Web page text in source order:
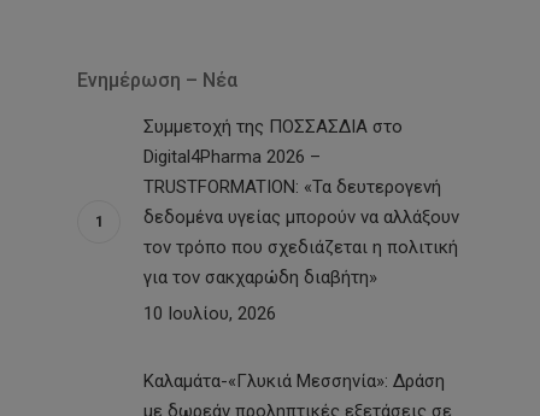
Ενημέρωση – Νέα
Συμμετοχή της ΠΟΣΣΑΣΔΙΑ στο
Digital4Pharma 2026 –
TRUSTFORMATION: «Τα δευτερογενή
δεδομένα υγείας μπορούν να αλλάξουν
τον τρόπο που σχεδιάζεται η πολιτική
για τον σακχαρώδη διαβήτη»
10 Ιουλίου, 2026
Καλαμάτα-«Γλυκιά Μεσσηνία»: Δράση
με δωρεάν προληπτικές εξετάσεις σε